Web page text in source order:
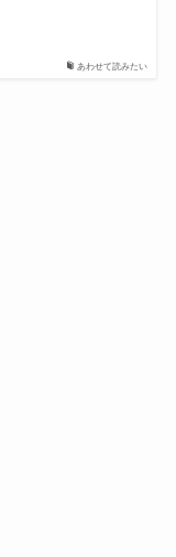
あわせて読みたい